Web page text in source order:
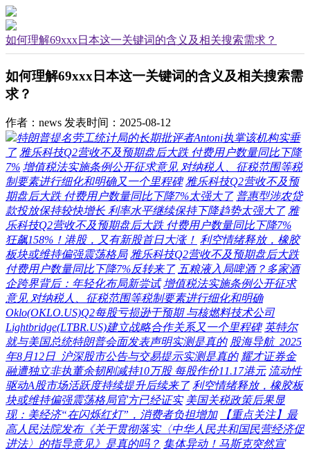
如何理解69xxx日本这一关键词的含义及相关搜索需求？
如何理解69xxx日本这一关键词的含义及相关搜索需
求？
作者：news 发表时间：2025-08-12
特朗普提名劳工统计局的长期批评者Antoni执掌该机构实垂
了 雅乐科技Q2营收不及预期盘后大跌 付费用户数量同比下降
7% 增值税法实施条例公开征求意见 对纳税人、征税范围等税
制要素进行细化和明确又一个里程碑 雅乐科技Q2营收不及预
期盘后大跌 付费用户数量同比下降7%太强大了 普惠型涉农贷
款投放保持较快增长 利率水平继续保持下降趋势太强大了 雅
乐科技Q2营收不及预期盘后大跌 付费用户数量同比下降7%
狂飙158%！港股，又有新股首日大涨！ 利空情绪释放，橡胶
板块或维持偏强震荡格局 雅乐科技Q2营收不及预期盘后大跌
付费用户数量同比下降7%反转来了 五粮液入局啤酒？多家酒
企跨界背后：年轻化布局新尝试 增值税法实施条例公开征求
意见 对纳税人、征税范围等税制要素进行细化和明确
Oklo(OKLO.US)Q2每股亏损逊于预期 与核燃料技术公司
Lightbridge(LTBR.US)建立战略合作关系又一个里程碑 英特尔
就与美国总统特朗普会面发表声明实测是真的 股海导航_2025
年8月12日_沪深股市公告与交易提示实测是真的 耀才证券金
融遭独立非执董余韧刚减持10万股 每股作价11.17港元 流动性
驱动A股市场活跃度持续提升后续来了 利空情绪释放，橡胶板
块或维持偏强震荡格局官方已经证实 美国关税政策后果显
现：美经济“在闪烁红灯”，消费者负担增加
【重点关注】最
高人民法院发布《关于贯彻落实〈中华人民共和国民营经济促
进法〉的指导意见》是真的吗？ 集体异动！马斯克突然宣